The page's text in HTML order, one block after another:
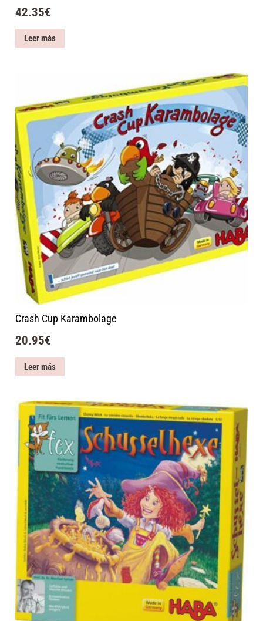
42.35€
Leer más
Crash Cup Karambolage
20.95€
Leer más